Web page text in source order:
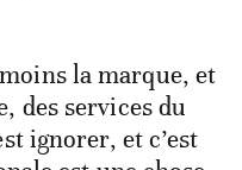
la marque, et
des services du
ignorer, et c’est